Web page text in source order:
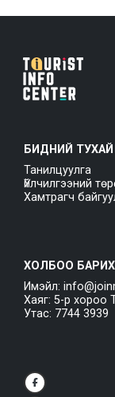
БИДНИЙ ТУХАЙ
Танилцуулга
Үйлчилгээний
Хамтрагч
ХОЛБОО БАРИХ
Имэйл:
Хаяг: 5-р хороо
Утас: 7744 3939